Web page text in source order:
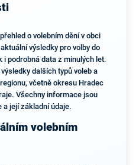
o volebním dění v obci
výsledky pro volby do
i podrobná data z minulých let.
dalších typů voleb a
včetně okresu Hradec
Všechny informace jsou
její základní údaje.
volebním